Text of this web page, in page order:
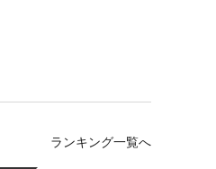
ランキング一覧へ